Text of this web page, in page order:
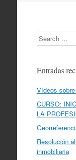
Search
Entradas
Vídeos
CURSO:
LA
Resolución
inmobiliaria